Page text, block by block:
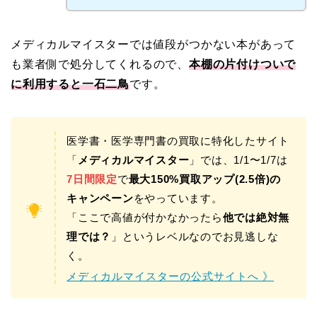
メディカルマイスターでは値段がつかない本があって
も業者側で処分してくれるので、 本棚の片付けついで
に利用すると一石二鳥です。
医学書・医学専門書の買取に特化したサイト
「 メディカルマイスター 」では、1/1〜1/7は
7日間限定で最大150%買取アップ(2.5倍)の
キャンペーンをやっています。
「ここで高値が付かなかったら他では絶対無
理では？ 」というレベルなのでお見逃しな
く。
メディカルマイスターの公式サイトへ 》